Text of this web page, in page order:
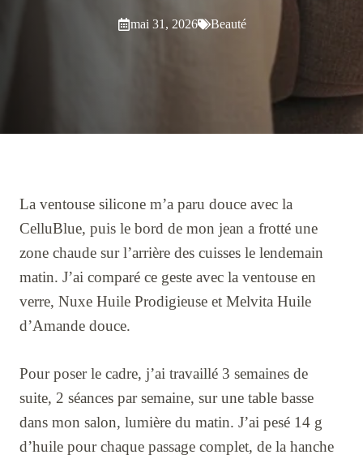
mai 31, 2026 Beauté
La ventouse silicone m’a paru douce avec la
CelluBlue, puis le bord de mon jean a frotté une
zone chaude sur l’arrière des cuisses le lendemain
matin. J’ai comparé ce geste avec la ventouse en
verre, Nuxe Huile Prodigieuse et Melvita Huile
d’Amande douce.
Pour poser le cadre, j’ai travaillé 3 semaines de
suite, 2 séances par semaine, sur une table basse
dans mon salon, lumière du matin. J’ai pesé 14 g
d’huile pour chaque passage complet, de la hanche